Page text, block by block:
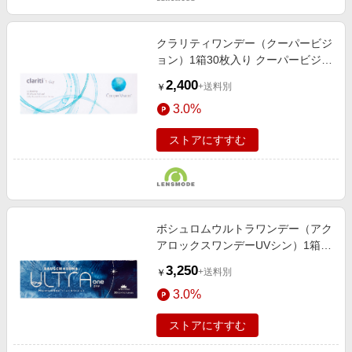
クラリティワンデー（クーパービジ
ョン）1箱30枚入り クーパービジョ
￥ 2,400+送料別
3.0%
ストアにすすむ
ボシュロムウルトラワンデー（アク
アロックスワンデーUVシン）1箱
（bauschlomb）シリコーンハイド
ロゲル
￥ 3,250+送料別
3.0%
ストアにすすむ